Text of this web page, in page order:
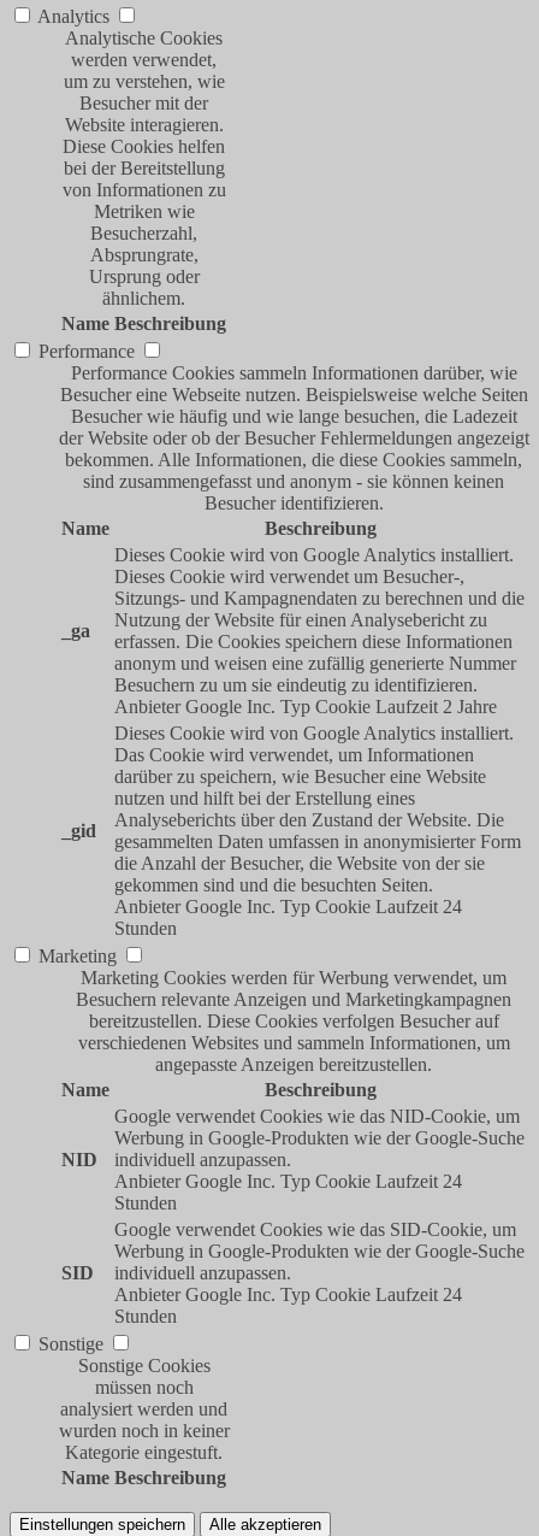
Analytics
Analytische Cookies
werden verwendet,
um zu verstehen, wie
Besucher mit der
Website interagieren.
Diese Cookies helfen
bei der Bereitstellung
von Informationen zu
Metriken wie
Besucherzahl,
Absprungrate,
Ursprung oder
ähnlichem.
Name Beschreibung
Performance
Performance Cookies sammeln Informationen darüber, wie
Besucher eine Webseite nutzen. Beispielsweise welche Seiten
Besucher wie häufig und wie lange besuchen, die Ladezeit
der Website oder ob der Besucher Fehlermeldungen angezeigt
bekommen. Alle Informationen, die diese Cookies sammeln,
sind zusammengefasst und anonym - sie können keinen
Besucher identifizieren.
Name
Beschreibung
_ga
Dieses Cookie wird von Google Analytics installiert.
Dieses Cookie wird verwendet um Besucher-,
Sitzungs- und Kampagnendaten zu berechnen und die
Nutzung der Website für einen Analysebericht zu
erfassen. Die Cookies speichern diese Informationen
anonym und weisen eine zufällig generierte Nummer
Besuchern zu um sie eindeutig zu identifizieren.
Anbieter Google Inc. Typ Cookie Laufzeit 2 Jahre
_gid
Dieses Cookie wird von Google Analytics installiert.
Das Cookie wird verwendet, um Informationen
darüber zu speichern, wie Besucher eine Website
nutzen und hilft bei der Erstellung eines
Analyseberichts über den Zustand der Website. Die
gesammelten Daten umfassen in anonymisierter Form
die Anzahl der Besucher, die Website von der sie
gekommen sind und die besuchten Seiten.
Anbieter Google Inc. Typ Cookie Laufzeit 24
Stunden
Marketing
Marketing Cookies werden für Werbung verwendet, um
Besuchern relevante Anzeigen und Marketingkampagnen
bereitzustellen. Diese Cookies verfolgen Besucher auf
verschiedenen Websites und sammeln Informationen, um
angepasste Anzeigen bereitzustellen.
Name
Beschreibung
NID
Google verwendet Cookies wie das NID-Cookie, um
Werbung in Google-Produkten wie der Google-Suche
individuell anzupassen.
Anbieter Google Inc. Typ Cookie Laufzeit 24
Stunden
SID
Google verwendet Cookies wie das SID-Cookie, um
Werbung in Google-Produkten wie der Google-Suche
individuell anzupassen.
Anbieter Google Inc. Typ Cookie Laufzeit 24
Stunden
Sonstige
Sonstige Cookies
müssen noch
analysiert werden und
wurden noch in keiner
Kategorie eingestuft.
Name Beschreibung
Einstellungen speichern Alle akzeptieren